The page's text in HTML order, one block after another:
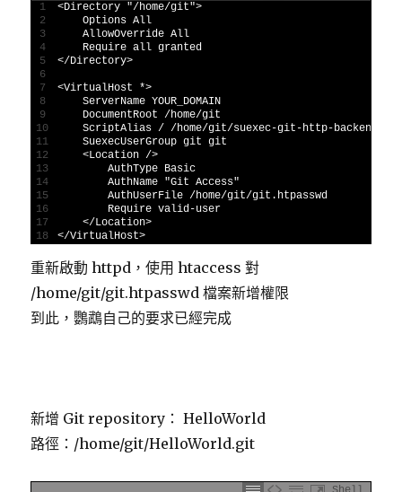
1
2
3
4
5
6
7
8
9
10
11
12
13
14
15
16
17
18
<Directory "/home/git">
Options All
AllowOverride All
Require all granted
</Directory>
<VirtualHost *>
ServerName YOUR_DOMAIN
DocumentRoot
/home/git
ScriptAlias / /home/git/suexec-git -http-backend
SuexecUserGroup git git
<Location />
AuthType Basic
AuthName "Git Access"
AuthUserFile /home/git/git . htpasswd
Require valid-user
</Location>
</VirtualHost>
重新啟動 httpd，使用 htaccess 對
/home/git/git.htpasswd 檔案新增權限
到此，鸚鵡自己的要求已經完成
新增 Git repository： HelloWorld
路徑：/home/git/HelloWorld.git